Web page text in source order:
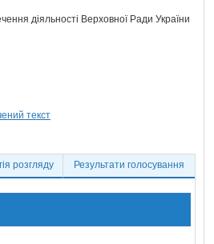
діяльності Верховної Ради України
розгляду Результати голосування